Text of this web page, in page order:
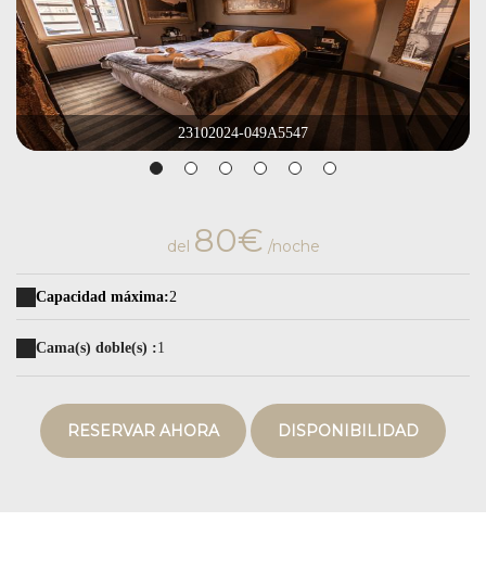
23102024-049A5547
del 80€ /noche
Capacidad máxima:2
Cama(s) doble(s) :1
RESERVAR AHORA DISPONIBILIDAD